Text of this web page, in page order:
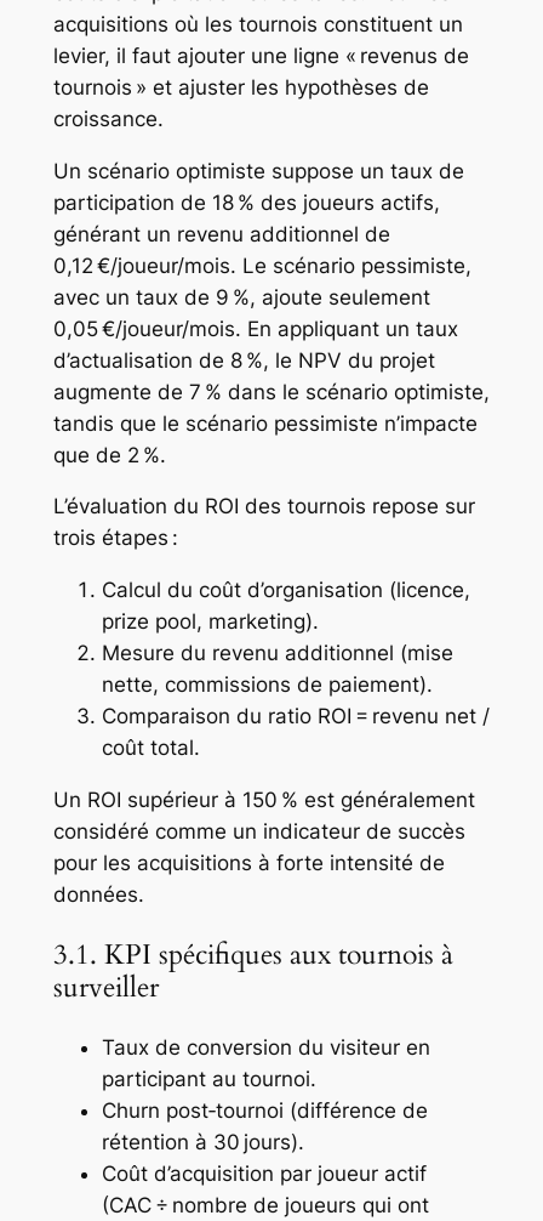
acquisitions où les tournois constituent un
levier, il faut ajouter une ligne « revenus de
tournois » et ajuster les hypothèses de
croissance.
Un scénario optimiste suppose un taux de
participation de 18 % des joueurs actifs,
générant un revenu additionnel de
0,12 €/joueur/mois. Le scénario pessimiste,
avec un taux de 9 %, ajoute seulement
0,05 €/joueur/mois. En appliquant un taux
d’actualisation de 8 %, le NPV du projet
augmente de 7 % dans le scénario optimiste,
tandis que le scénario pessimiste n’impacte
que de 2 %.
L’évaluation du ROI des tournois repose sur
trois étapes :
Calcul du coût d’organisation (licence,
prize pool, marketing).
Mesure du revenu additionnel (mise
nette, commissions de paiement).
Comparaison du ratio ROI = revenu net /
coût total.
Un ROI supérieur à 150 % est généralement
considéré comme un indicateur de succès
pour les acquisitions à forte intensité de
données.
3.1. KPI spécifiques aux tournois à
surveiller
Taux de conversion du visiteur en
participant au tournoi.
Churn post‑tournoi (différence de
rétention à 30 jours).
Coût d’acquisition par joueur actif
(CAC ÷ nombre de joueurs qui ont